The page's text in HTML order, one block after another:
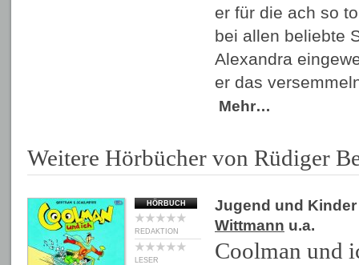
er für die ach so
bei allen beliebte
Alexandra
er das
Mehr…
Weitere Hörbücher von Rüdiger
HÖRBUCH
REDAKTION
LESER
Jugend und Kinder
Wittmann u.a.
Coolman und